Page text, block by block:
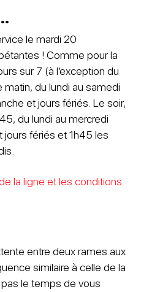
le mardi 20
! Comme pour la
sur 7 (à l’exception du
matin, du lundi au samedi
et jours fériés. Le soir,
du lundi au mercredi
jours fériés et 1h45 les
la ligne et les conditions
entre deux rames aux
similaire à celle de la
pas le temps de vous